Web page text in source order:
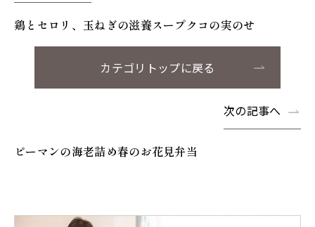
鶏とセロリ、玉ねぎの滋養スープクコの実のせ
カテゴリトップに戻る
次の記事へ
ピーマンの海老詰め春のお花見弁当